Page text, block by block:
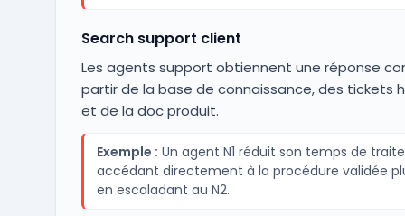
Search support client
Les agents support obtiennent une réponse
partir de la base de connaissance, des tickets
et de la doc produit.
Exemple : Un agent N1 réduit son temps de
accédant directement à la procédure validée
en escaladant au N2.